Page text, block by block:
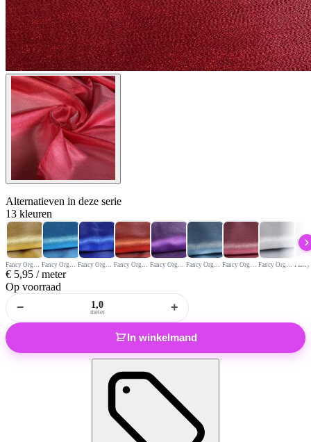
Alternatieven in deze serie
13 kleuren
€ 5,95 / meter
Op voorraad
− meter +
In winkelmand